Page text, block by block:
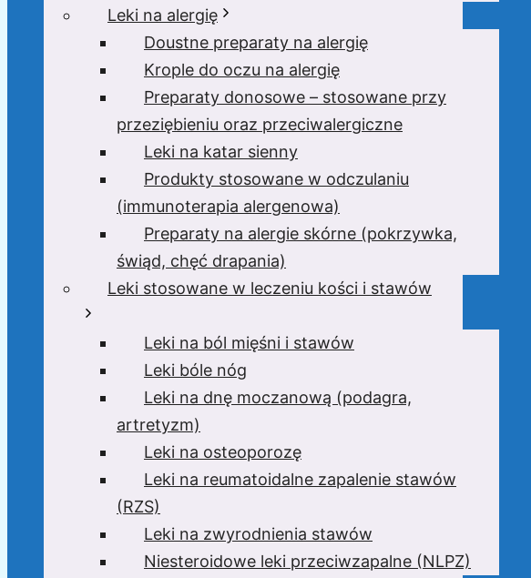
Leki na alergię
Doustne preparaty na alergię
Krople do oczu na alergię
Preparaty donosowe – stosowane przy
przeziębieniu oraz przeciwalergiczne
Leki na katar sienny
Produkty stosowane w odczulaniu
(immunoterapia alergenowa)
Preparaty na alergie skórne (pokrzywka,
świąd, chęć drapania)
Leki stosowane w leczeniu kości i stawów
Leki na ból mięśni i stawów
Leki bóle nóg
Leki na dnę moczanową (podagra,
artretyzm)
Leki na osteoporozę
Leki na reumatoidalne zapalenie stawów
(RZS)
Leki na zwyrodnienia stawów
Niesteroidowe leki przeciwzapalne (NLPZ)